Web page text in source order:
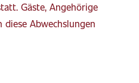
Gäste, Angehörige
Abwechslungen